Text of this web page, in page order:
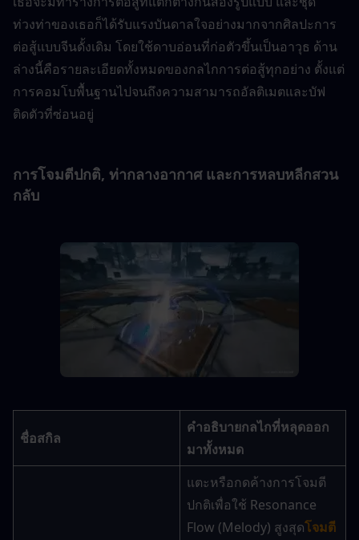
ท่วงท่าของเธอก็ได้รับแรงบันดาลใจอย่างมากจากศิลปะการ
ต่อสู้แบบจีนดั้งเดิม โดยใช้ดาบอ่อนที่ก่อตัวขึ้นเป็นอาวุธ ด้าน
ล่างนี้คือรายละเอียดทั้งหมดของกลไกการต่อสู้ทุกอย่าง ตั้งแต่
การคอมโบพื้นฐานไปจนถึงความสามารถอัลติเมตและบัฟ
ติดตัวที่ซ่อนอยู่
การโจมตีปกติ, ท่ากลางอากาศ และการหลบหลีกสวน
กลับ
ชื่อสกิล
คำอธิบายกลไกที่หลุดออก
มาทั้งหมด
แตะหรือกดค้างการโจมตี
ปกติเพื่อใช้ Resonance
Flow (Melody) สูงสุดโจมตี